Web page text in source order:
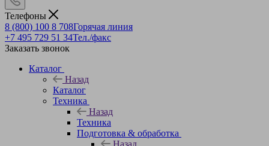
Телефоны
8 (800) 100 8 708Горячая линия
+7 495 729 51 34Тел./факс
Заказать звонок
Каталог
Назад
Каталог
Техника
Назад
Техника
Подготовка & обработка
Назад